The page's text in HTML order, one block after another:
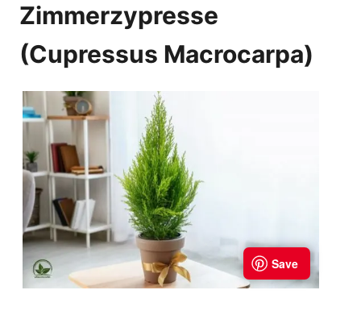
Zimmerzypresse
(Cupressus Macrocarpa)